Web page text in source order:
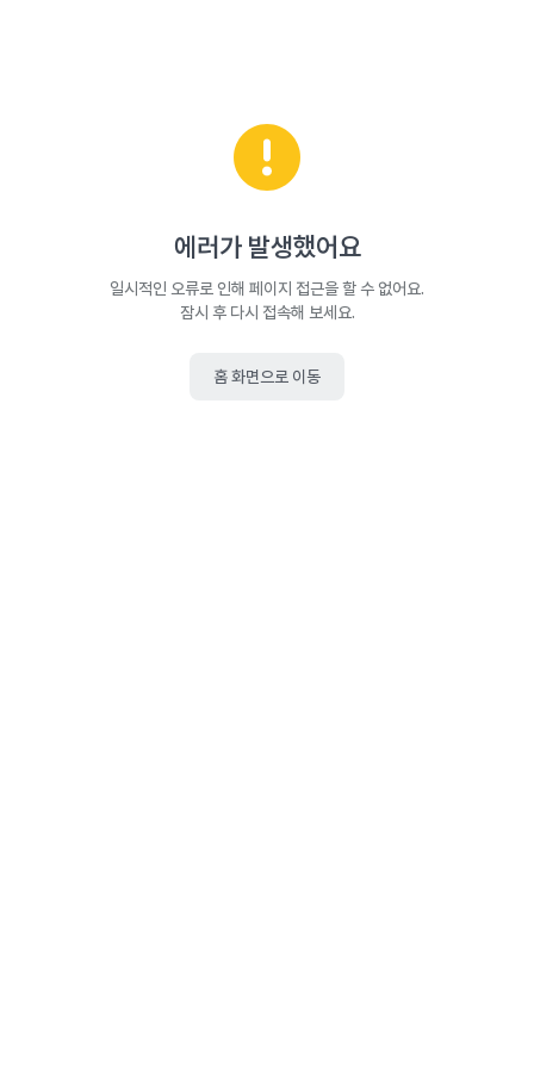
에러가 발생했어요
일시적인 오류로 인해 페이지 접근을 할 수 없어요.
잠시 후 다시 접속해 보세요.
홈 화면으로 이동